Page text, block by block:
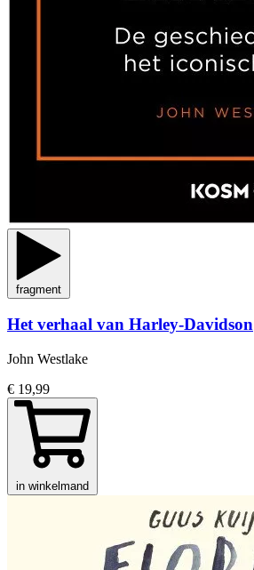
fragment
Het verhaal van Harley-Davidson
John Westlake
€ 19,99
in winkelmand